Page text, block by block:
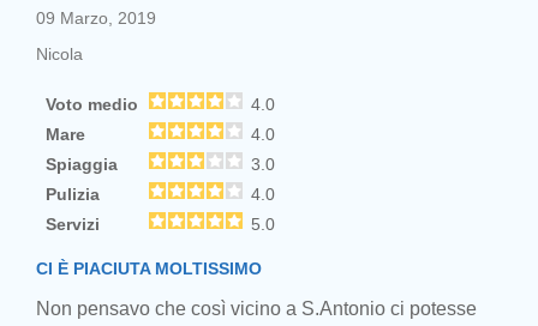
09 Marzo, 2019
Nicola
Voto medio
4.0
Mare
4.0
Spiaggia
3.0
Pulizia
4.0
Servizi
5.0
CI È PIACIUTA MOLTISSIMO
Non pensavo che così vicino a S.Antonio ci potesse